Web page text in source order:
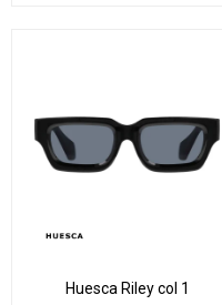
Huesca Riley col 1